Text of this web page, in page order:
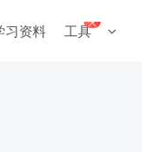
习资料 工具火